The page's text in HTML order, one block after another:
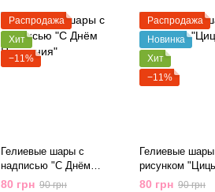
Распродажа
Хит
−11%
Гелиевые шары с
надписью "С Днём
Нождения"
80 грн 90 грн
Распродажа
Новинка
Хит
−11%
Гелиевые
рисунком
80 грн 90 грн